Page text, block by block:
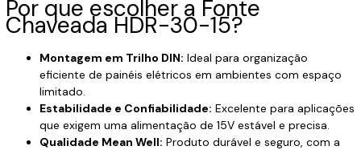
Por que escolher a Fonte
Chaveada HDR-30-15?
Montagem em Trilho DIN: Ideal para organização
eficiente de painéis elétricos em ambientes com espaço
limitado.
Estabilidade e Confiabilidade: Excelente para aplicações
que exigem uma alimentação de 15V estável e precisa.
Qualidade Mean Well: Produto durável e seguro, com a